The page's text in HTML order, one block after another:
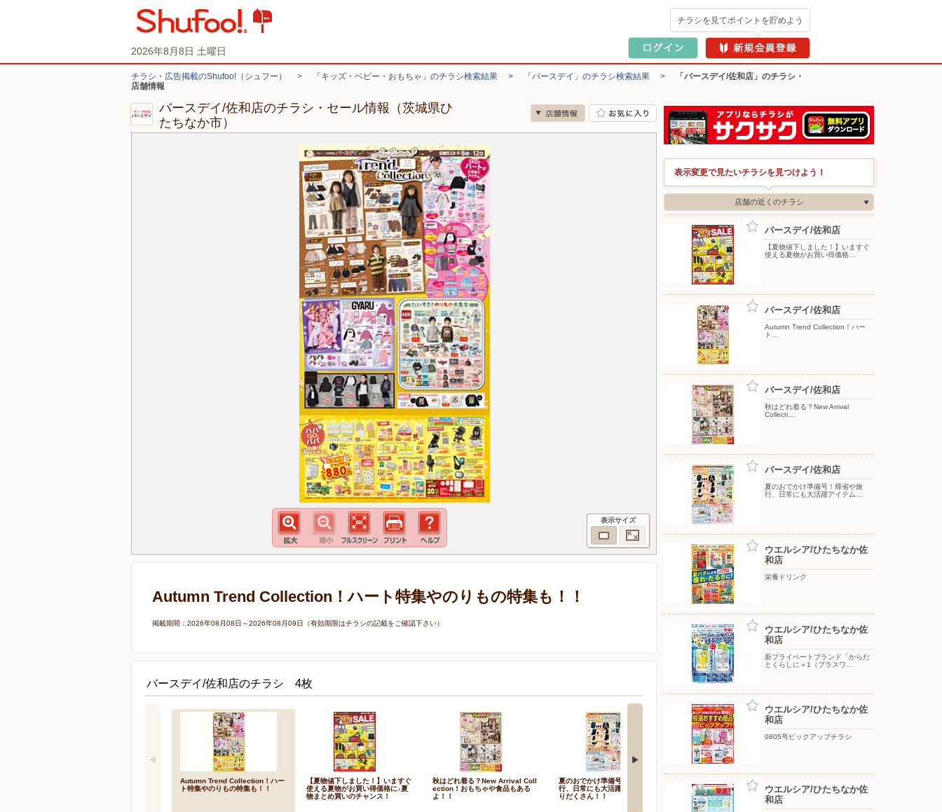
2026年8月8日 土曜日
チラシを見てポイントを貯めよう
チラシ・広告掲載のShufoo!（シュフー） > 「キッズ・ベビー・おもちゃ」のチラシ検索結果 > 「バースデイ」のチラシ検索結果 >
「バースデイ/佐和店」のチラシ・
店舗情報
バースデイ/佐和店のチラシ・セール情報（茨城県ひ
たちなか市）
表示サイズ
Autumn Trend Collection！ハート特集やのりもの特集も！！
掲載期間：2026年08月08日～2026年08月09日（有効期限はチラシの記載をご確認下さい）
バースデイ/佐和店のチラシ 4枚
Autumn Trend Collection！ハー
ト特集やのりもの特集も！！
【夏物値下しました！】いますぐ
使える夏物がお買い得価格に♪夏
物まとめ買いのチャンス！
秋はどれ着る？New Arrival Coll
ection！おもちゃや食品もある
よ！！
夏のおでかけ準備号！帰省や旅
行、日常にも大活躍アイテムが盛
りだくさん！！
表示変更で見たいチラシを見つけよう！
店舗の近くのチラシ
バースデイ/佐和店
【夏物値下しました！】いますぐ
使える夏物がお買い得価格…
バースデイ/佐和店
Autumn Trend Collection！ハー
ト…
バースデイ/佐和店
秋はどれ着る？New Arrival
Collecti…
バースデイ/佐和店
夏のおでかけ準備号！帰省や旅
行、日常にも大活躍アイテム…
ウエルシア/ひたちなか佐
和店
栄養ドリンク
ウエルシア/ひたちなか佐
和店
新プライベートブランド「からだ
とくらしに＋1（プラスワ…
ウエルシア/ひたちなか佐
和店
0805号ピックアップチラシ
ウエルシア/ひたちなか佐
和店